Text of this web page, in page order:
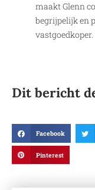
maakt Glenn
begrijpelijk en
vastgoedkoper.
Dit bericht
Facebook
Pinterest